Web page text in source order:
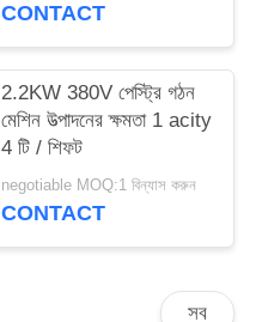
CONTACT
2.2KW 380V পেস্ট্রি গঠন
মেশিন উত্পাদনের ক্ষমতা 1 acity
4 টি / শিফট
negotiable MOQ:1 বিন্যাস করুন
CONTACT
সব